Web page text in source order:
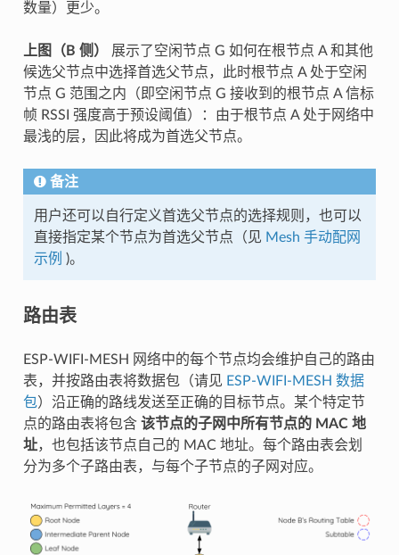
数量）更少。
上图（B 侧）
展示了空闲节点 G 如何在根节点 A 和其他
候选父节点中选择首选父节点，此时根节点 A 处于空闲
节点 G 范围之内（即空闲节点 G 接收到的根节点 A 信标
帧 RSSI 强度高于预设阈值）：由于根节点 A 处于网络中
最浅的层，因此将成为首选父节点。
备注
用户还可以自行定义首选父节点的选择规则，也可以
直接指定某个节点为首选父节点（见 Mesh 手动配网
示例 )。
路由表
ESP-WIFI-MESH 网络中的每个节点均会维护自己的路由
表，并按路由表将数据包（请见 ESP-WIFI-MESH 数据
包）沿正确的路线发送至正确的目标节点。某个特定节
点的路由表将包含 该节点的子网中所有节点的 MAC 地
址，也包括该节点自己的 MAC 地址。每个路由表会划
分为多个子路由表，与每个子节点的子网对应。